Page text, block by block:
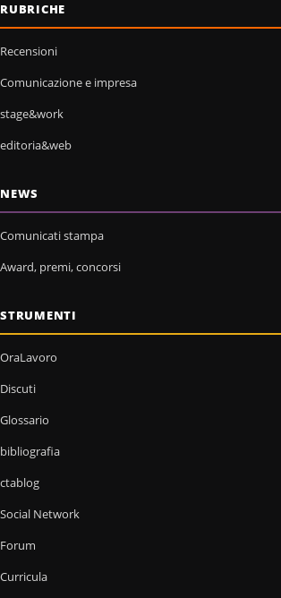
RUBRICHE
Recensioni
Comunicazione e impresa
stage&work
editoria&web
NEWS
Comunicati stampa
Award, premi, concorsi
STRUMENTI
OraLavoro
Discuti
Glossario
bibliografia
ctablog
Social Network
Forum
Curricula